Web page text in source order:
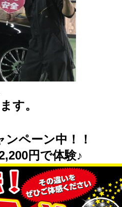
す。
ペーン中！！
円で体験♪